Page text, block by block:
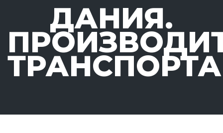
ДАНИЯ.
ТРАНСПОРТА